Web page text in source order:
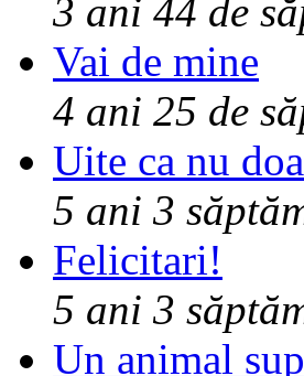
3 ani 44 de
Vai de mine
4 ani 25 de
Uite ca nu
5 ani 3
Felicitari!
5 ani 3
Un animal